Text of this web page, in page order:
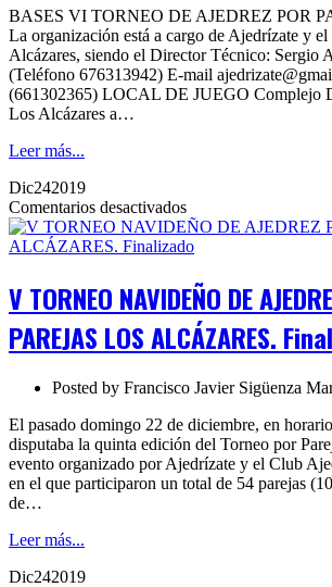
BASES VI TORNEO DE AJEDREZ POR
La organización está a cargo de Ajedrízate y
Alcázares, siendo el Director Técnico: Sergio
(Teléfono 676313942) E-mail
(661302365) LOCAL DE JUEGO Complejo
Los Alcázares a…
Leer más...
Dic242019
Comentarios desactivadosen
V
TORNEO
DE
AJEDREZ
POR
PAREJAS
ALCÁZARES.
Finalizado
V TORNEO NAVIDEÑO DE
PAREJAS LOS ALCÁZARES.
Posted by Francisco Javier Sigüenza
El pasado domingo 22 de diciembre, en
disputaba la quinta edición del Torneo por
evento organizado por Ajedrízate y el Club
en el que participaron un total de 54 parejas
de…
Leer más...
Dic242019